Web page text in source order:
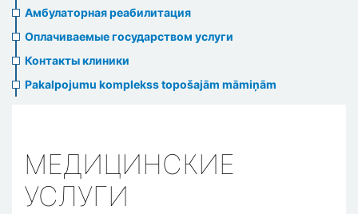
Амбулаторная реабилитация
Оплачиваемые государством услуги
Контакты клиники
Pakalpojumu komplekss topošajām māmiņām
МЕДИЦИНСКИЕ
УСЛУГИ